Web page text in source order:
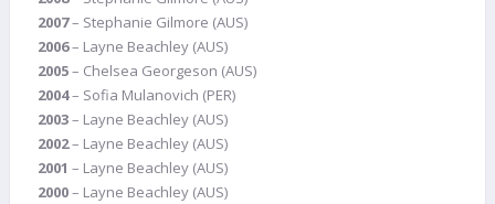
2007– Stephanie Gilmore (AUS)
2006– Layne Beachley (AUS)
2005– Chelsea Georgeson (AUS)
2004– Sofia Mulanovich (PER)
2003– Layne Beachley (AUS)
2002– Layne Beachley (AUS)
2001 – Layne Beachley (AUS)
2000– Layne Beachley (AUS)